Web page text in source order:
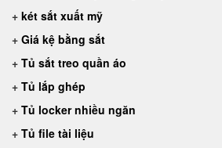
+ két sắt xuất mỹ
+ Giá kệ bằng sắt
+ Tủ sắt treo quần áo
+ Tủ lắp ghép
+ Tủ locker nhiều ngăn
+ Tủ file tài liệu